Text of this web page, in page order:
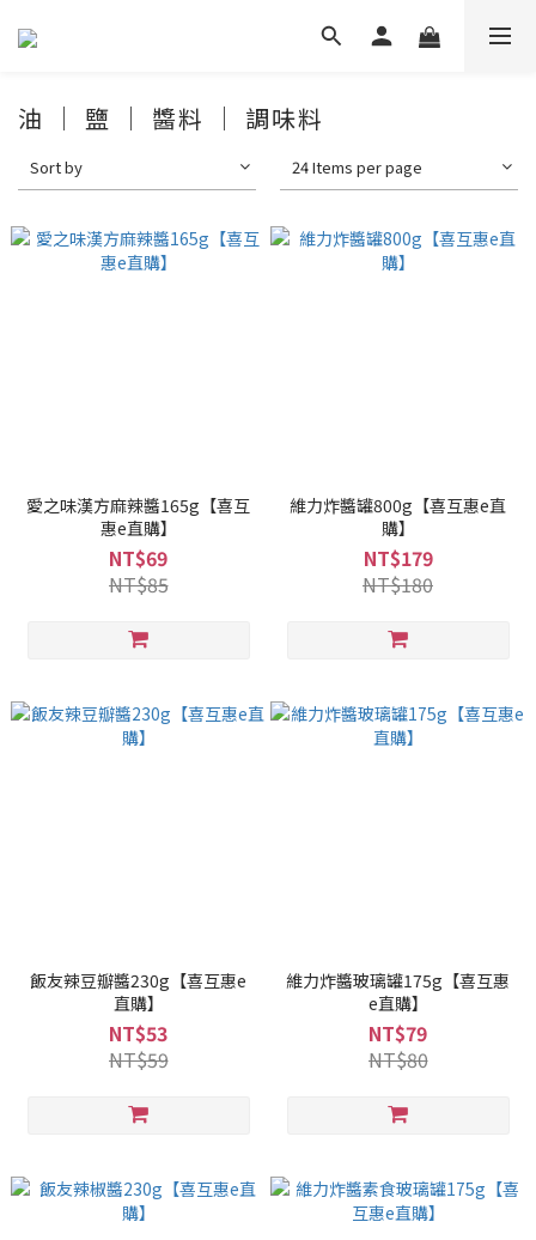
油 │ 鹽 │ 醬料 │ 調味料
Sort by 24 Items per page
愛之味漢方麻辣醬165g【喜互
惠e直購】
NT$69
NT$85
維力炸醬罐800g【喜互惠e直
購】
NT$179
NT$180
飯友辣豆瓣醬230g【喜互惠e
直購】
NT$53
NT$59
維力炸醬玻璃罐175g【喜互惠
e直購】
NT$79
NT$80